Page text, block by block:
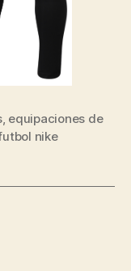
, equipaciones de
nike